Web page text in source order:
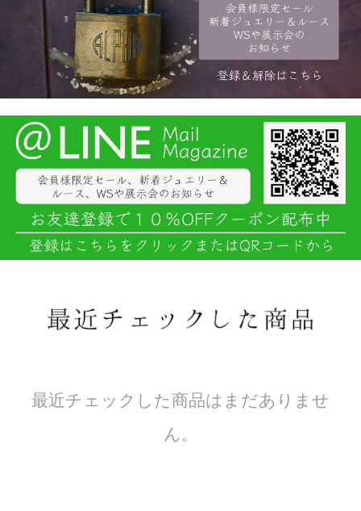
最近チェックした商品はまだありませ
ん。